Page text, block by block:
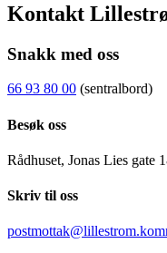
Kontakt
Snakk med oss
66 93 80 00 (sentralbord)
Besøk oss
Rådhuset, Jonas Lies gate
Skriv til oss